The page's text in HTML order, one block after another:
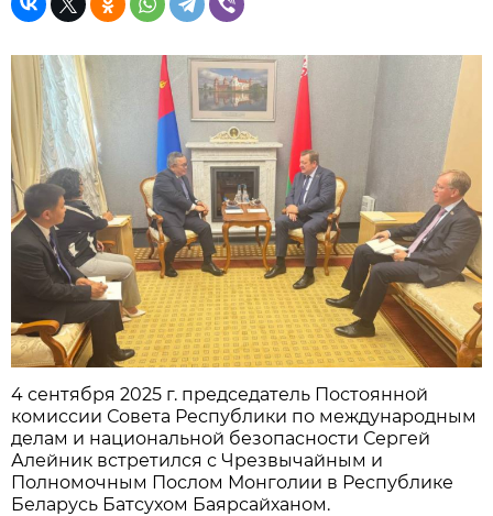
4 сентября 2025 г. председатель Постоянной
комиссии Совета Республики по международным
делам и национальной безопасности Сергей
Алейник встретился с Чрезвычайным и
Полномочным Послом Монголии в Республике
Беларусь Батсухом Баярсайханом.